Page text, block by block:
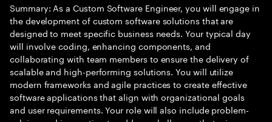
Summary: As a Custom Software Engineer, you will engage in
the development of custom software solutions that are
designed to meet specific business needs. Your typical day
will involve coding, enhancing components, and
collaborating with team members to ensure the delivery of
scalable and high-performing solutions. You will utilize
modern frameworks and agile practices to create effective
software applications that align with organizational goals
and user requirements. Your role will also include problem-